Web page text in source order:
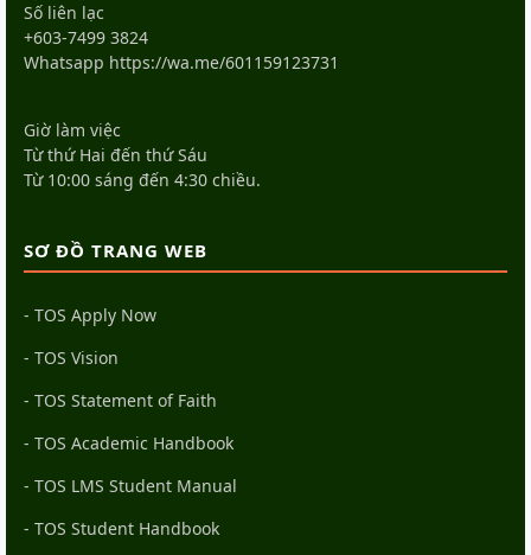
Số liên lạc
+603-7499 3824
Whatsapp https://wa.me/601159123731
Giờ làm việc
Từ thứ Hai đến thứ Sáu
Từ 10:00 sáng đến 4:30 chiều.
SƠ ĐỒ TRANG WEB
- TOS Apply Now
- TOS Vision
- TOS Statement of Faith
- TOS Academic Handbook
- TOS LMS Student Manual
- TOS Student Handbook